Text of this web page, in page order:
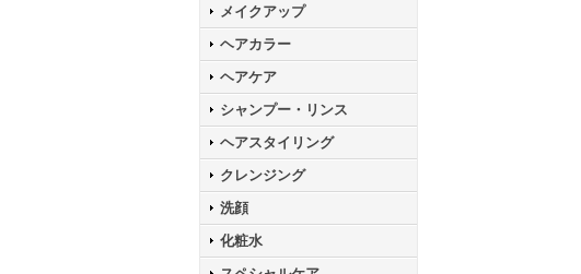
メイクアップ
ヘアカラー
ヘアケア
シャンプー・リンス
ヘアスタイリング
クレンジング
洗顔
化粧水